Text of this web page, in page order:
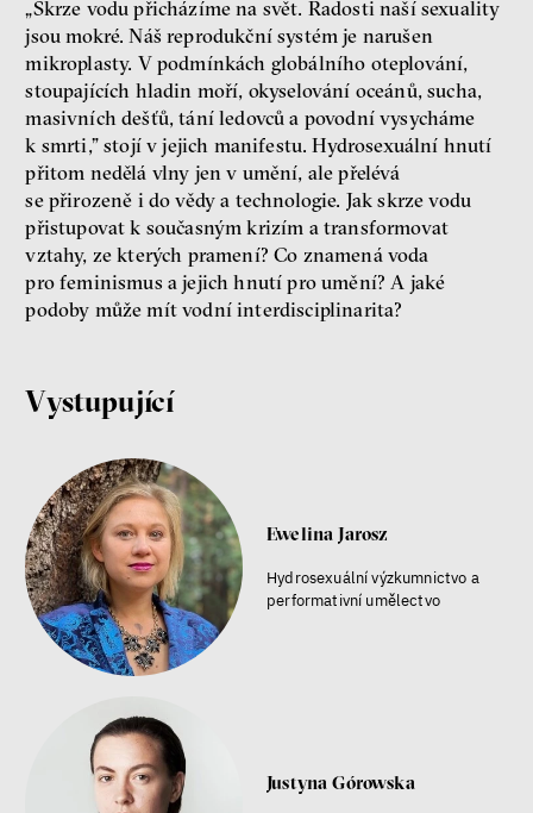
Jsem radikál – Kdo je víc?
Miloš Gregor
Jan Charvát
Matouš Hrdina
radikalizace média
sociální sítě
Zobrazit více
„Skrze vodu přicházíme na svět. Radosti naší sexuality
jsou mokré. Náš reprodukční systém je narušen
mikroplasty. V podmínkách globálního oteplování,
stoupajících hladin moří, okyselování oceánů, sucha,
masivních dešťů, tání ledovců a povodní vysycháme
k smrti,” stojí v jejich manifestu. Hydrosexuální hnutí
přitom nedělá vlny jen v umění, ale přelévá
se přirozeně i do vědy a technologie. Jak skrze vodu
přistupovat k současným krizím a transformovat
vztahy, ze kterých pramení? Co znamená voda
pro feminismus a jejich hnutí pro umění? A jaké
podoby může mít vodní interdisciplinarita?
Vystupující
Ewelina Jarosz
Hydrosexuální výzkumnictvo a
performativní umělectvo
Justyna Górowska